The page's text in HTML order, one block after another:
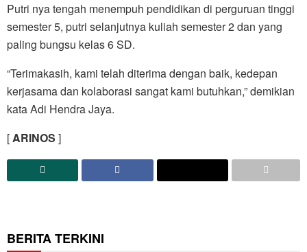
Putri nya tengah menempuh pendidikan di perguruan tinggi
semester 5, putri selanjutnya kuliah semester 2 dan yang
paling bungsu kelas 6 SD.
“Terimakasih, kami telah diterima dengan baik, kedepan
kerjasama dan kolaborasi sangat kami butuhkan,” demikian
kata Adi Hendra Jaya.
[ARINOS ]
BERITA TERKINI